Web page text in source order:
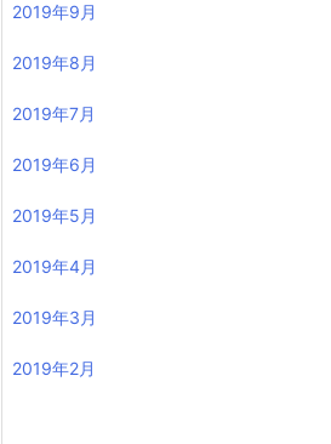
2019年9月
2019年8月
2019年7月
2019年6月
2019年5月
2019年4月
2019年3月
2019年2月